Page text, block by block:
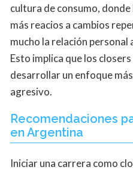
cultura de consumo,
más reacios a cambios
mucho la relación
Esto implica que los
desarrollar un enfoque
agresivo.
Recomendaciones
en Argentina
Iniciar una carrera como